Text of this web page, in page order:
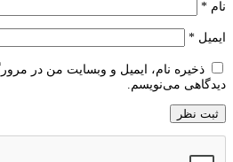
نام *
ایمیل *
ذخیره نام، ایمیل و وبسایت من در
دیدگاهی می‌نویسم.